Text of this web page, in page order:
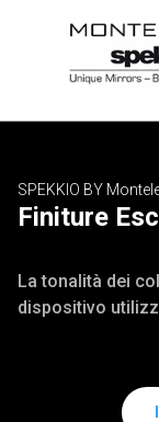
SPEKKIO BY
Finiture
La tonalità dei
dispositivo